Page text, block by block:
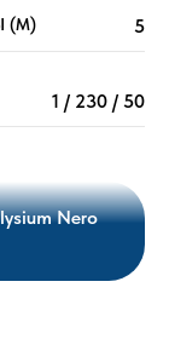
(М) 5
1 / 230 / 50
Nero